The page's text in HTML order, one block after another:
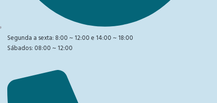
Segunda a sexta: 8:00 ~ 12:00 e 14:00 ~ 18:00
Sábados: 08:00 ~ 12:00